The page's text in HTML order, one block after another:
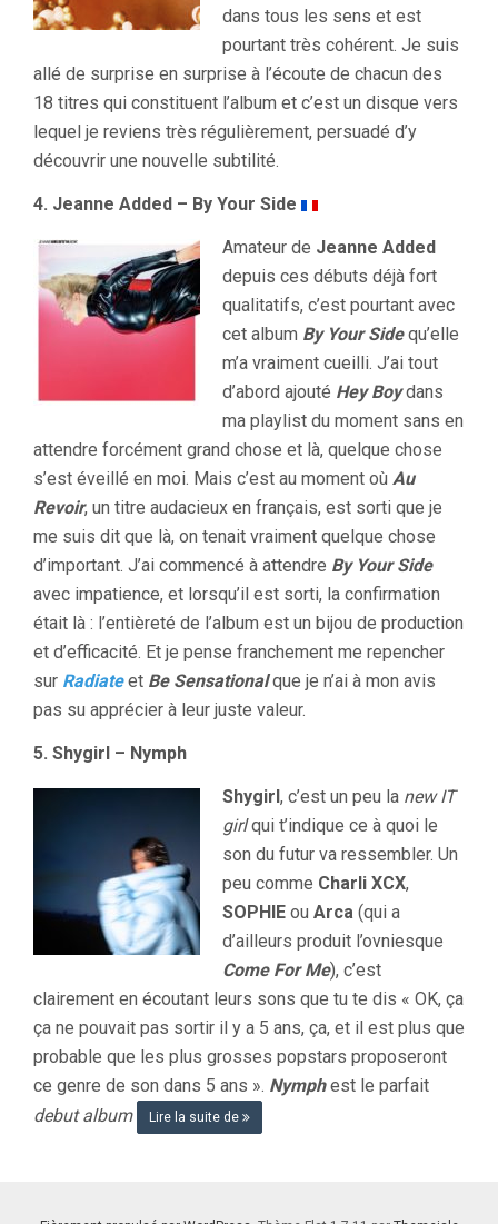
dans tous les sens et est
pourtant très cohérent. Je suis
allé de surprise en surprise à l’écoute de chacun des
18 titres qui constituent l’album et c’est un disque vers
lequel je reviens très régulièrement, persuadé d’y
découvrir une nouvelle subtilité.
4. Jeanne Added – By Your Side
Amateur de Jeanne Added
depuis ces débuts déjà fort
qualitatifs, c’est pourtant avec
cet album By Your Sidequ’elle
m’a vraiment cueilli. J’ai tout
d’abord ajouté Hey Boydans
ma playlist du moment sans en
attendre forcément grand chose et là, quelque chose
s’est éveillé en moi. Mais c’est au moment où Au
Revoir, un titre audacieux en français, est sorti que je
me suis dit que là, on tenait vraiment quelque chose
d’important. J’ai commencé à attendre By Your Side
avec impatience, et lorsqu’il est sorti, la confirmation
était là : l’entièreté de l’album est un bijou de production
et d’efficacité. Et je pense franchement me repencher
sur Radiateet Be Sensationalque je n’ai à mon avis
pas su apprécier à leur juste valeur.
5. Shygirl – Nymph
Shygirl , c’est un peu la new IT
girlqui t’indique ce à quoi le
son du futur va ressembler. Un
peu comme Charli XCX,
SOPHIE ou Arca (qui a
d’ailleurs produit l’ovniesque
Come For Me), c’est
clairement en écoutant leurs sons que tu te dis « OK, ça
ça ne pouvait pas sortir il y a 5 ans, ça, et il est plus que
probable que les plus grosses popstars proposeront
ce genre de son dans 5 ans ». Nymphest le parfait
debut album
Lire la suite de